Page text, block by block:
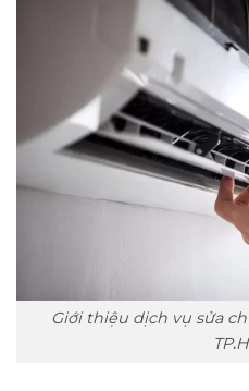
Giới thiệu dịch vụ sửa